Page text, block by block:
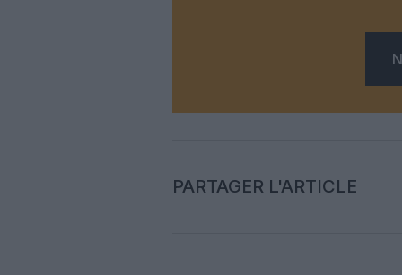
PARTAGER L'ARTICLE